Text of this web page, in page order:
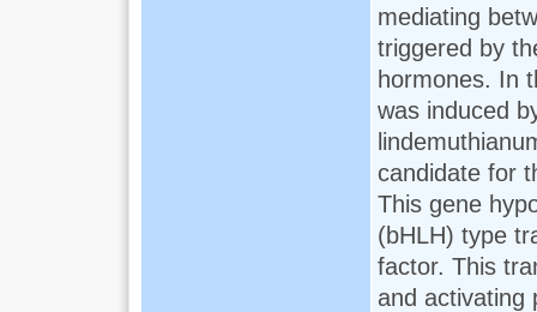
mediating
triggered by
hormones. In
was induced
candidate for
This gene
(bHLH) type
factor. This
and activating